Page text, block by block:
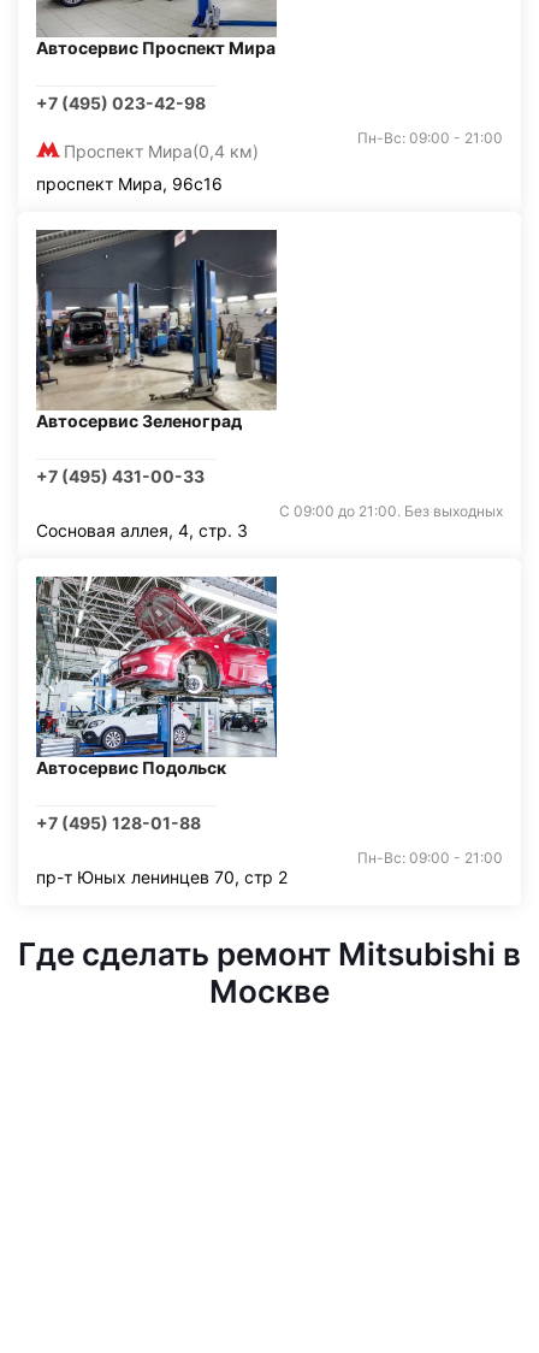
Автосервис Проспект Мира
+7 (495) 023-42-98
Проспект Мира(0,4 км)
Пн-Вс: 09:00 - 21:00
проспект Мира, 96с16
Автосервис Зеленоград
+7 (495) 431-00-33
С 09:00 до 21:00. Без выходных
Сосновая аллея, 4, стр. 3
Автосервис Подольск
+7 (495) 128-01-88
Пн-Вс: 09:00 - 21:00
пр-т Юных ленинцев 70, стр 2
Где сделать ремонт Mitsubishi в
Москве